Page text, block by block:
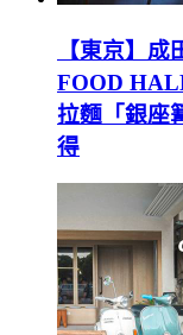
【東京】
FOOD
拉麵「銀座
得